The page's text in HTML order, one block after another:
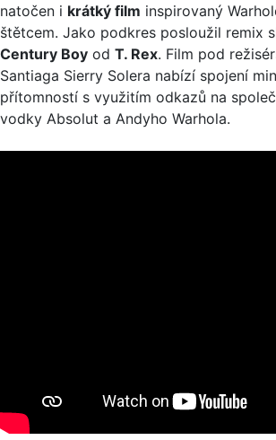
natočen i krátký film inspirovaný
štětcem. Jako podkres posloužil remix
Century Boy od T. Rex. Film pod
Santiaga Sierry Solera nabízí spojení
přítomností s využitím odkazů na
vodky Absolut a Andyho Warhola.